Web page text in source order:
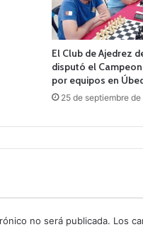
El Club de Ajedrez
disputó el
por equipos en
25 de septiembre
no será publicada. Los